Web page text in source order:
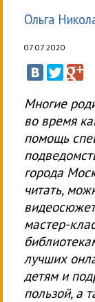
Ольга
07.07.2020
Многие
во время
помощь
города
читать,
мастер-
лучших
детям и
пользой, а